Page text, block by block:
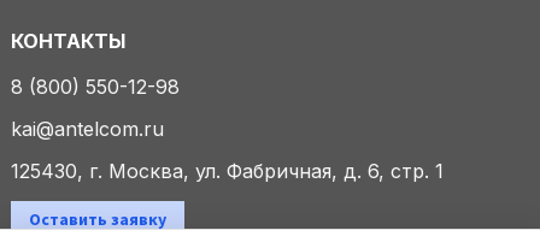
КОНТАКТЫ
8 (800) 550-12-98
kai@antelcom.ru
125430, г. Москва, ул. Фабричная, д. 6, стр. 1
Оставить заявку